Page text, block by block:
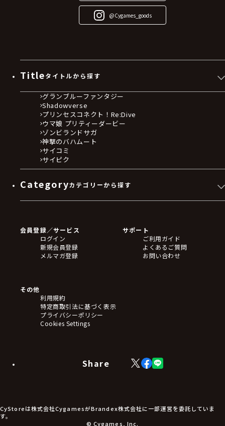
@Cygames_goods
Titleタイトルから探す
グランブルーファンタジー
Shadowverse
プリンセスコネクト！Re:Dive
ウマ娘 プリティーダービー
ゾンビランドサガ
神撃のバハムート
サイコミ
サイピク
Categoryカテゴリーから探す
フィギュア
アクリルスタンド
バッジ
キーホルダー・ストラップ
ステッカー・シール・カード
タペストリー・ポスター
アームサポーター
ブレードホルダー
食品・飲料品
アパレル小物
アクセサリー
会員登録／サービス
ログイン
新規会員登録
メルマガ登録
サポート
ご利用ガイド
よくあるご質問
お問い合わせ
その他
利用規約
特定商取引法に基づく表示
プライバシーポリシー
Cookies Settings
Share
X
(Twitter)
Facebook
LINE
CyStoreは株式会社CygamesがBrandex株式会社に一部運営を委託していま
す。
© Cygames, Inc.